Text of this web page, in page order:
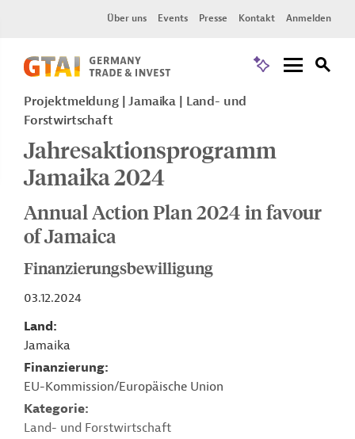
Über uns Events Presse Kontakt Anmelden
Projektmeldung Jamaika
Land- und
Forstwirtschaft
Jahresaktionsprogramm
Jamaika 2024
Annual Action Plan 2024 in favour
of Jamaica
Finanzierungsbewilligung
03.12.2024
Land
Jamaika
Finanzierung
EU-Kommission/Europäische Union
Kategorie
Land- und Forstwirtschaft